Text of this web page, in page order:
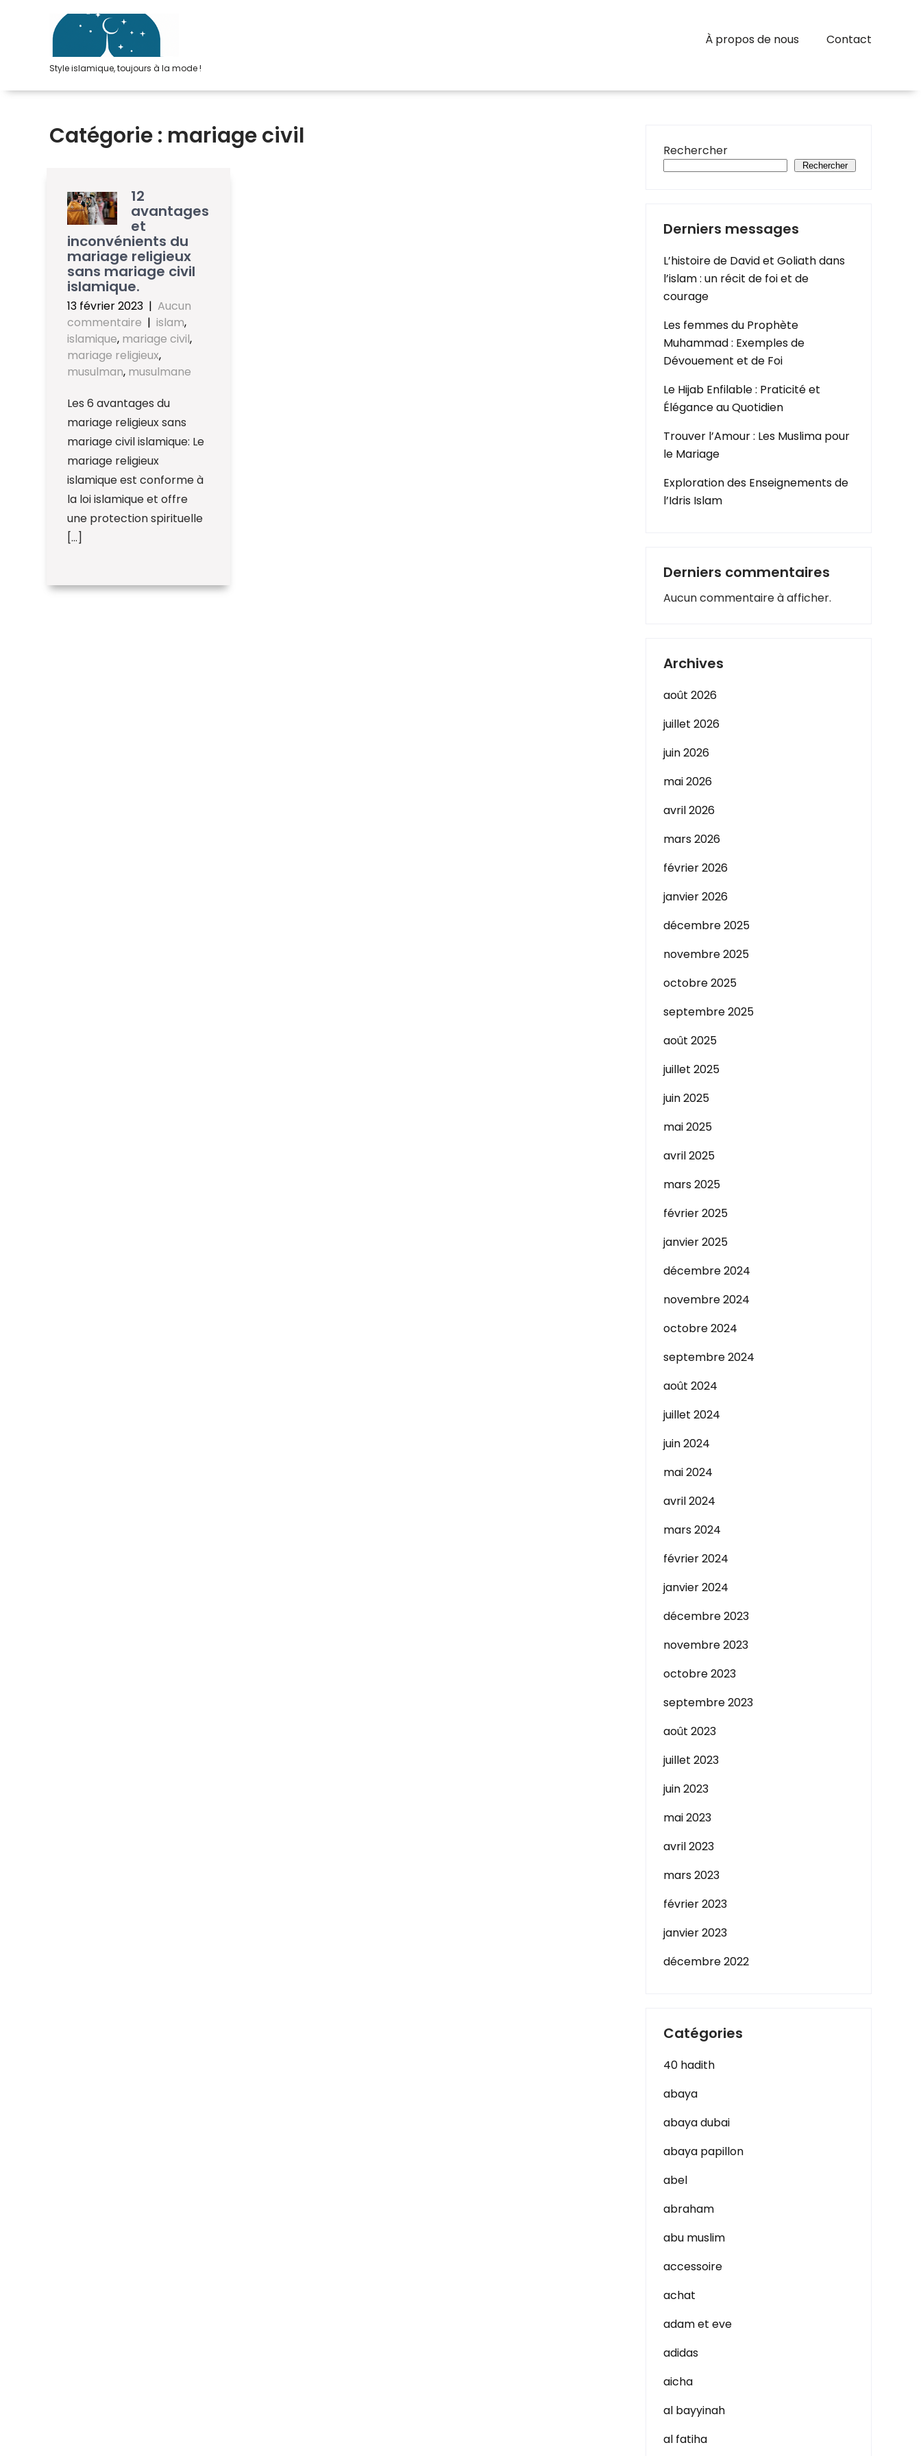
Style islamique, toujours à la mode !
À propos de nous Contact
Catégorie : mariage civil
12
avantages
et
inconvénients du
mariage religieux
sans mariage civil
islamique.
13 février 2023 | Aucun
commentaire | islam,
islamique, mariage civil,
mariage religieux,
musulman, musulmane
Les 6 avantages du
mariage religieux sans
mariage civil islamique: Le
mariage religieux
islamique est conforme à
la loi islamique et offre
une protection spirituelle
[…]
Rechercher
Rechercher
Derniers messages
L’histoire de David et Goliath dans
l’islam : un récit de foi et de
courage
Les femmes du Prophète
Muhammad : Exemples de
Dévouement et de Foi
Le Hijab Enfilable : Praticité et
Élégance au Quotidien
Trouver l’Amour : Les Muslima pour
le Mariage
Exploration des Enseignements de
l’Idris Islam
Derniers commentaires
Aucun commentaire à afficher.
Archives
août 2026
juillet 2026
juin 2026
mai 2026
avril 2026
mars 2026
février 2026
janvier 2026
décembre 2025
novembre 2025
octobre 2025
septembre 2025
août 2025
juillet 2025
juin 2025
mai 2025
avril 2025
mars 2025
février 2025
janvier 2025
décembre 2024
novembre 2024
octobre 2024
septembre 2024
août 2024
juillet 2024
juin 2024
mai 2024
avril 2024
mars 2024
février 2024
janvier 2024
décembre 2023
novembre 2023
octobre 2023
septembre 2023
août 2023
juillet 2023
juin 2023
mai 2023
avril 2023
mars 2023
février 2023
janvier 2023
décembre 2022
Catégories
40 hadith
abaya
abaya dubai
abaya papillon
abel
abraham
abu muslim
accessoire
achat
adam et eve
adidas
aicha
al bayyinah
al fatiha